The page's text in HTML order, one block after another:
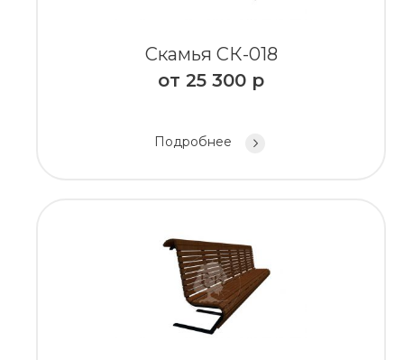
Скамья СК-018
от 25 300 р
Подробнее